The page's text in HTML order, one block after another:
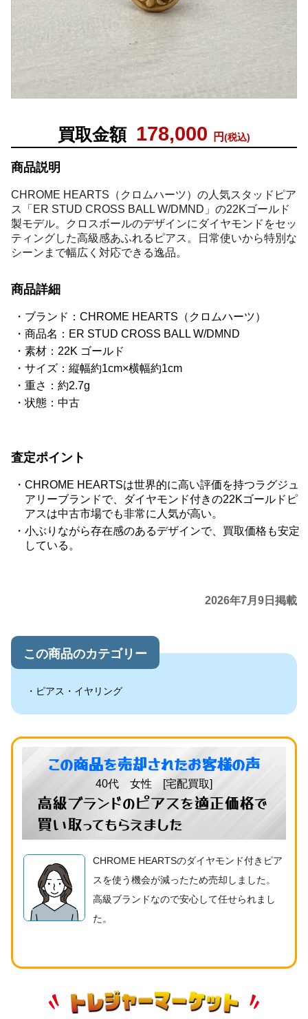
買取金額 178,000 円(税込)
商品説明
CHROME HEARTS（クロムハーツ）の人気スタッドピア
ス「ER STUD CROSS BALL W/DMND」の22Kゴールド
製モデル。クロスボールのデザインにダイヤモンドをセッ
ティングした高級感あふれるピアス。日常使いから特別な
シーンまで幅広く対応できる逸品。
商品詳細
ブランド：CHROME HEARTS（クロムハーツ）
商品名：ER STUD CROSS BALL W/DMND
素材：22K ゴールド
サイズ：縦幅約1cm×横幅約1cm
重さ：約2.7g
状態：中古
査定ポイント
CHROME HEARTSは世界的に高い評価を持つラグジュ
アリーブランドで、ダイヤモンド付きの22Kゴールドピ
アスは中古市場でも非常に人気が高い。
小ぶりながら存在感のあるデザインで、買取価格も安定
している。
2026年7月9日掲載
この商品のカテゴリー
ピアス・イヤリング
この商品を売却されたお客様の声
40代 女性 [宅配買取]
高級ブランドのピアスを適正価格で
買い取ってもらえました
CHROME HEARTSのダイヤモンド付きピア
スを使う機会が減ったため売却しました。
高級ブランドなので安心して任せられまし
た。